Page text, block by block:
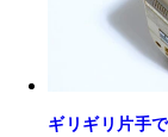
ギリギリ片手